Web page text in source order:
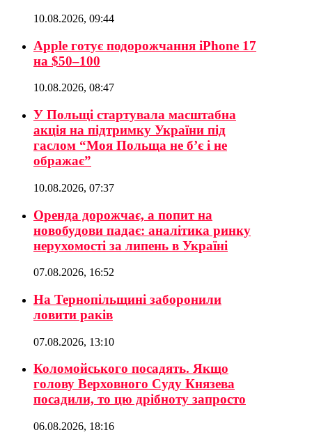
10.08.2026, 09:44
Apple готує подорожчання iPhone 17
на $50–100
10.08.2026, 08:47
У Польщі стартувала масштабна
акція на підтримку України під
гаслом “Моя Польща не б’є і не
ображає”
10.08.2026, 07:37
Оренда дорожчає, а попит на
новобудови падає: аналітика ринку
нерухомості за липень в Україні
07.08.2026, 16:52
На Тернопільщині заборонили
ловити раків
07.08.2026, 13:10
Коломойського посадять. Якщо
голову Верховного Суду Князева
посадили, то цю дрібноту запросто
06.08.2026, 18:16